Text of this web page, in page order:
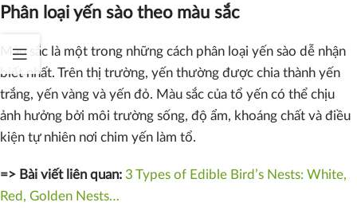
Phân loại yến sào theo màu sắc
Màu sắc là một trong những cách phân loại yến sào dễ nhận
biết nhất. Trên thị trường, yến thường được chia thành yến
trắng, yến vàng và yến đỏ. Màu sắc của tổ yến có thể chịu
ảnh hưởng bởi môi trường sống, độ ẩm, khoáng chất và điều
kiện tự nhiên nơi chim yến làm tổ.
=> Bài viết liên quan: 3 Types of Edible Bird’s Nests: White,
Red, Golden Nests…